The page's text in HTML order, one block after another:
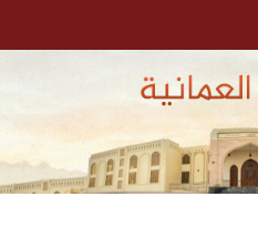
المركز
الإعلامي